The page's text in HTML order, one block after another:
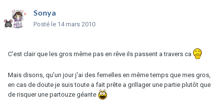
Sonya
Posté le 14 mars 2010
C'est clair que les gros même pas en rêve ils passent a travers ca
Mais disons, qu'un jour j'ai des femelles en même temps que mes gros,
en cas de doute je suis toute a fait prête a grillager une partie plutôt que
de risquer une partouze géante